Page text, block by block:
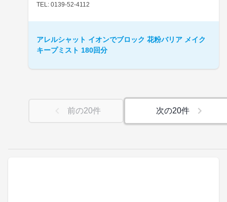
TEL: 0139-52-4112
アレルシャット イオンでブロック 花粉バリア メイク
キープミスト 180回分
前の20件 次の20件